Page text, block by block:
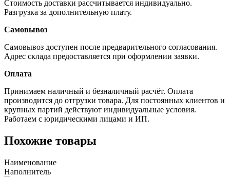
Стоимость доставки рассчитывается индивидуально.
Разгрузка за дополнительную плату.
Самовывоз
Самовывоз доступен после предварительного согласования.
Адрес склада предоставляется при оформлении заявки.
Оплата
Принимаем наличный и безналичный расчёт. Оплата
производится до отгрузки товара. Для постоянных клиентов и
крупных партий действуют индивидуальные условия.
Работаем с юридическими лицами и ИП.
Похожие товары
Наименование
Наполнитель